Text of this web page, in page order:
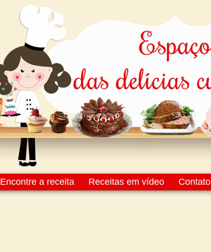
Encontre a receita Receitas em vídeo Contato